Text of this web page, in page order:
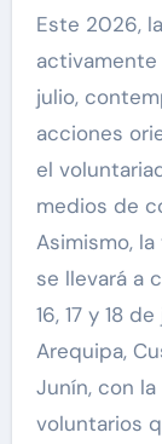
Este 2026,
julio,
acciones
el
medios de
Asimismo,
se llevará a
16, 17 y 18
Arequipa,
Junín, con
voluntarios